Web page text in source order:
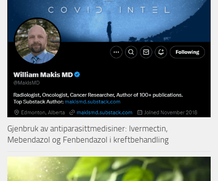
Gjenbruk av antiparasittmedisiner: Ivermectin,
Mebendazol og Fenbendazol i kreftbehandling